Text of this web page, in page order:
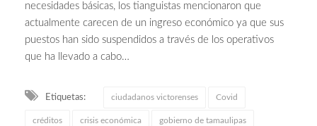
necesidades básicas, los tianguistas mencionaron que
actualmente carecen de un ingreso económico ya que sus
puestos han sido suspendidos a través de los operativos
que ha llevado a cabo…
Etiquetas: ciudadanos victorenses Covid
créditos crisis económica gobierno de tamaulipas